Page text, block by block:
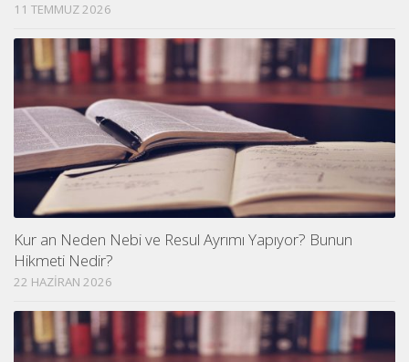
11 TEMMUZ 2026
Kur an Neden Nebi ve Resul Ayrımı Yapıyor? Bunun
Hikmeti Nedir?
22 HAZIRAN 2026